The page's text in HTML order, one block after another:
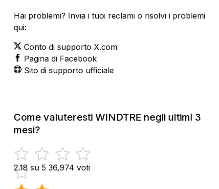
Hai problemi? Invia i tuoi reclami o risolvi i problemi
qui:
Conto di supporto X.com
Pagina di Facebook
Sito di supporto ufficiale
Come valuteresti WINDTRE negli ultimi 3
mesi?
2.18 su 5 36,974 voti